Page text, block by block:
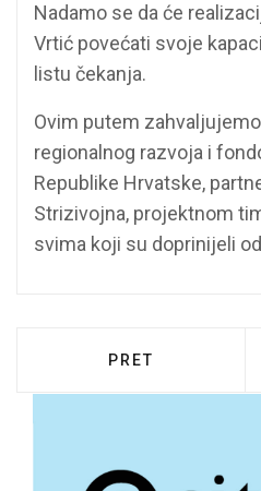
Nadamo se da će
Vrtić povećati svoje
listu čekanja.
Ovim putem
regionalnog razvoja i
Republike Hrvatske,
Strizivojna, projektnom
svima koji su doprinijeli
PRETHODNI
PRET